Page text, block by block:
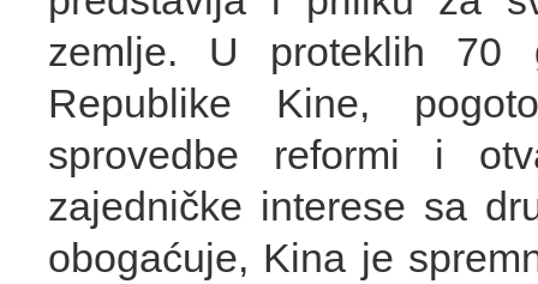
zemlje. U proteklih 70
Republike Kine,
sprovedbe reformi i
zajedničke interese sa
obogaćuje, Kina je